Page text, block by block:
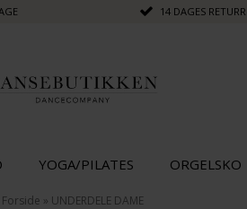
14 DAGES
YOGA/PILATES ORGELSKO
Forside » UNDERDELE DAME